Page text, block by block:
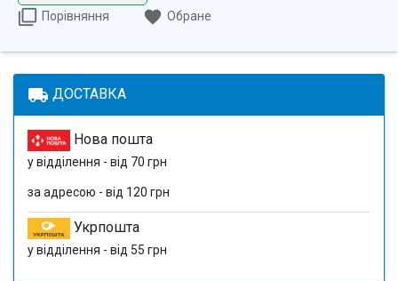
Порівняння
Обране
local_shipping ДОСТАВКА
Нова пошта
у відділення - від 70 грн
за адресою - від 120 грн
Укрпошта
у відділення - від 55 грн